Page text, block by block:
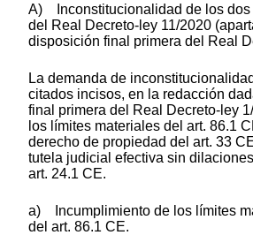
A) Inconstitucionalidad de los dos
del Real Decreto-ley 11/2020
disposición final primera del Real
La demanda de
citados incisos, en la redacción
final primera del Real Decreto-ley
los límites materiales del art. 86.1
derecho de propiedad del art. 33
tutela judicial efectiva sin
art. 24.1 CE.
a) Incumplimiento de los límites
del art. 86.1 CE.